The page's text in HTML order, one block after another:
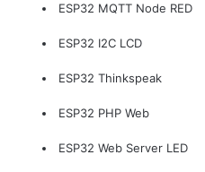
ESP32 MQTT Node RED
ESP32 I2C LCD
ESP32 Thinkspeak
ESP32 PHP Web
ESP32 Web Server LED